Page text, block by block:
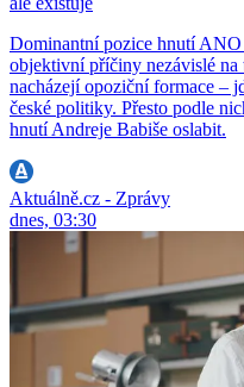
Dominantní pozice hnutí
objektivní příčiny nezávislé
nacházejí opoziční formace –
české politiky. Přesto podle
hnutí Andreje Babiše oslabit.
Aktuálně.cz - Zprávy
dnes, 03:30